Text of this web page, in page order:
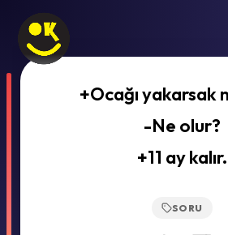
+Ocağı yakarsak
-Ne olur?
+11 ay kalır.
SORU